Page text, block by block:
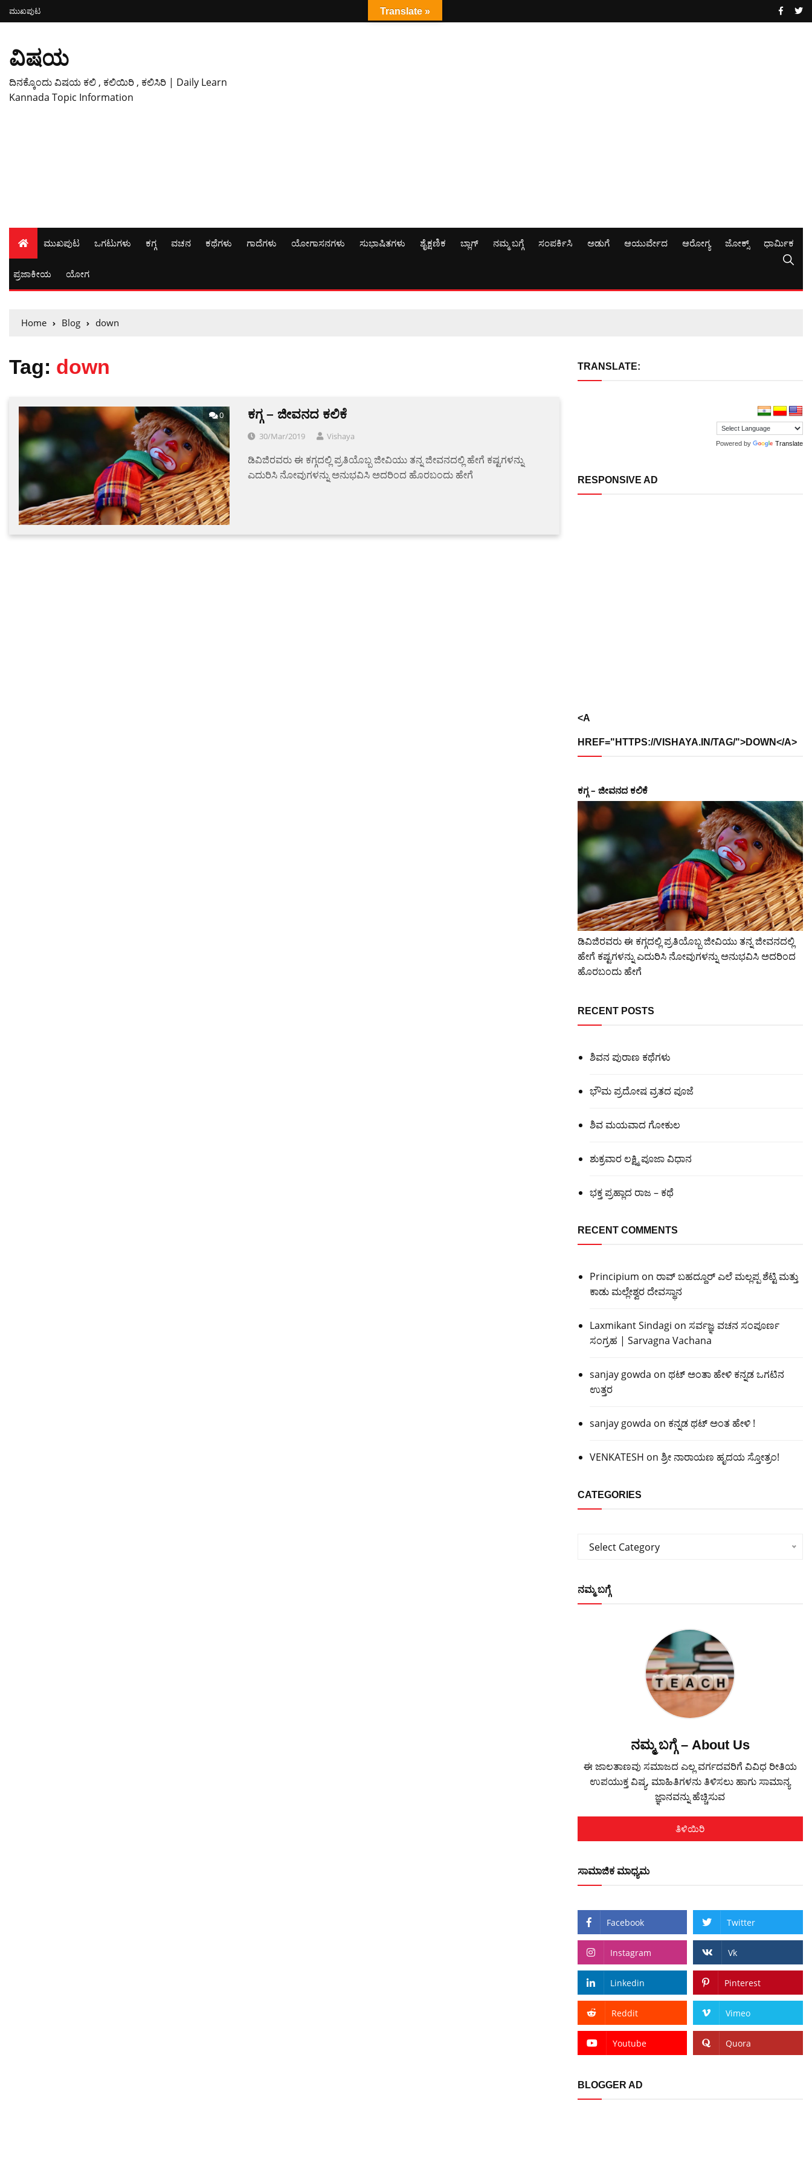
ಮುಖಪುಟ
ವಿಷಯ
ದಿನಕ್ಕೊಂದು ವಿಷಯ ಕಲಿ , ಕಲಿಯಿರಿ , ಕಲಿಸಿರಿ | Daily Learn
Kannada Topic Information
ಮುಖಪುಟ ಒಗಟುಗಳು ಕಗ್ಗ ವಚನ ಕಥೆಗಳು ಗಾದೆಗಳು ಯೋಗಾಸನಗಳು ಸುಭಾಷಿತಗಳು ಶೈಕ್ಷಣಿಕ ಬ್ಲಾಗ್ ನಮ್ಮ ಬಗ್ಗೆ ಸಂಪರ್ಕಿಸಿ ಅಡುಗೆ ಆಯುರ್ವೇದ ಆರೋಗ್ಯ ಜೋಕ್ಸ್ ಧಾರ್ಮಿಕ
ಪ್ರಜಾಕೀಯ ಯೋಗ
Home Blog down
Tag: down
0 ಕಗ್ಗ – ಜೀವನದ ಕಲಿಕೆ
30/Mar/2019 Vishaya
ಡಿವಿಜಿರವರು ಈ ಕಗ್ಗದಲ್ಲಿ ಪ್ರತಿಯೊಬ್ಬ ಜೀವಿಯು ತನ್ನ ಜೀವನದಲ್ಲಿ ಹೇಗೆ ಕಷ್ಟಗಳನ್ನು
ಎದುರಿಸಿ ನೋವುಗಳನ್ನು ಅನುಭವಿಸಿ ಅದರಿಂದ ಹೊರಬಂದು ಹೇಗೆ
TRANSLATE:
Powered by Translate
RESPONSIVE AD
<A
HREF="HTTPS://VISHAYA.IN/TAG/">DOWN</A>
ಕಗ್ಗ – ಜೀವನದ ಕಲಿಕೆ
ಡಿವಿಜಿರವರು ಈ ಕಗ್ಗದಲ್ಲಿ ಪ್ರತಿಯೊಬ್ಬ ಜೀವಿಯು ತನ್ನ ಜೀವನದಲ್ಲಿ
ಹೇಗೆ ಕಷ್ಟಗಳನ್ನು ಎದುರಿಸಿ ನೋವುಗಳನ್ನು ಅನುಭವಿಸಿ ಅದರಿಂದ
ಹೊರಬಂದು ಹೇಗೆ
RECENT POSTS
ಶಿವನ ಪುರಾಣ ಕಥೆಗಳು
ಭೌಮ ಪ್ರದೋಷ ವ್ರತದ ಪೂಜೆ
ಶಿವ ಮಯವಾದ ಗೋಕುಲ
ಶುಕ್ರವಾರ ಲಕ್ಷ್ಮಿ ಪೂಜಾ ವಿಧಾನ
ಭಕ್ತ ಪ್ರಹ್ಲಾದ ರಾಜ – ಕಥೆ
RECENT COMMENTS
Principium on ರಾವ್ ಬಹದ್ದೂರ್ ಎಲೆ ಮಲ್ಲಪ್ಪ ಶೆಟ್ಟಿ ಮತ್ತು
ಕಾಡು ಮಲ್ಲೇಶ್ವರ ದೇವಸ್ಥಾನ
Laxmikant Sindagi on ಸರ್ವಜ್ಞ ವಚನ ಸಂಪೂರ್ಣ
ಸಂಗ್ರಹ | Sarvagna Vachana
sanjay gowda on ಥಟ್ ಅಂತಾ ಹೇಳಿ ಕನ್ನಡ ಒಗಟಿನ
ಉತ್ತರ
sanjay gowda on ಕನ್ನಡ ಥಟ್ ಅಂತ ಹೇಳಿ !
VENKATESH on ಶ್ರೀ ನಾರಾಯಣ ಹೃದಯ ಸ್ತೋತ್ರಂ!
CATEGORIES
Categories
Select Category
ನಮ್ಮ ಬಗ್ಗೆ
ನಮ್ಮ ಬಗ್ಗೆ – About Us
ಈ ಜಾಲತಾಣವು ಸಮಾಜದ ಎಲ್ಲ ವರ್ಗದವರಿಗೆ ವಿವಿಧ ರೀತಿಯ
ಉಪಯುಕ್ತ ವಿಷ್ಯ, ಮಾಹಿತಿಗಳನು ತಿಳಿಸಲು ಹಾಗು ಸಾಮಾನ್ಯ
ಜ್ಞಾನವನ್ನು ಹೆಚ್ಚಿಸುವ
ತಿಳಿಯಿರಿ
ಸಾಮಾಜಿಕ ಮಾಧ್ಯಮ
Facebook Twitter
Instagram Vk
Linkedin Pinterest
Reddit Vimeo
Youtube Quora
BLOGGER AD
Translate »